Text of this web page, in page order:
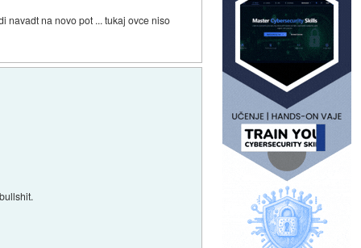
navadt na novo pot ... tukaj ovce niso